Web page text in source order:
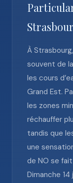
À
souvent de
les cours
Grand Est.
les zones
réchauffer
tandis que
une
de NO se
Dimanche